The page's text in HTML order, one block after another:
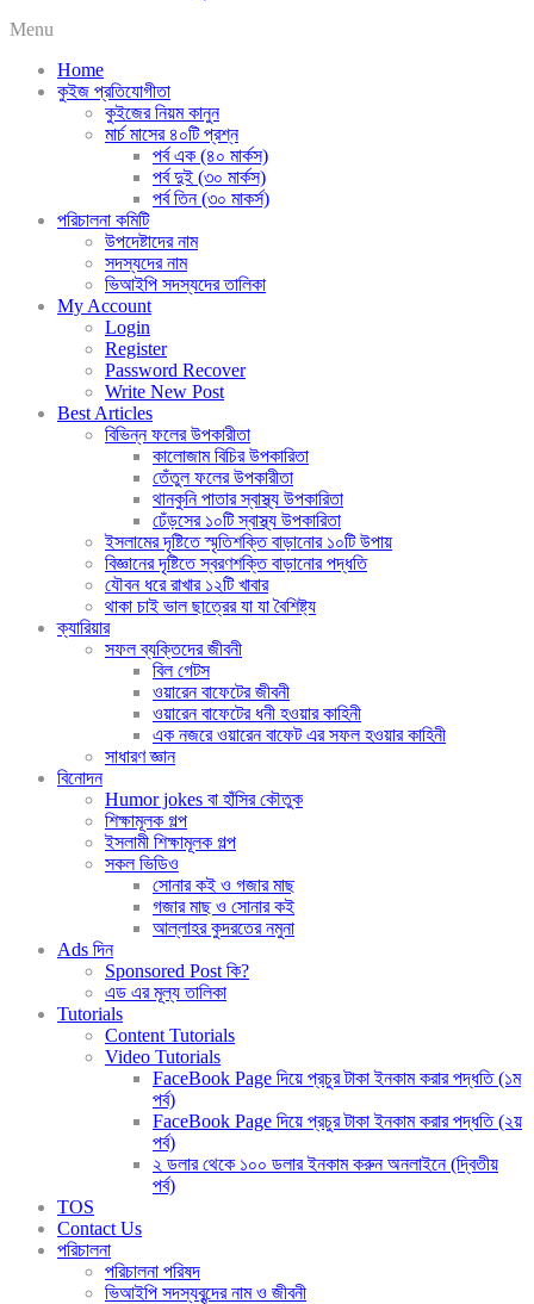
Menu
Home
কুইজ প্রতিযোগীতা
কুইজের নিয়ম কানুন
মার্চ মাসের ৪০টি প্রশ্ন
পর্ব এক (৪০ মার্কস)
পর্ব দুই (৩০ মার্কস)
পর্ব তিন (৩০ মাকর্স)
পরিচালনা কমিটি
উপদেষ্টাদের নাম
সদস্যদের নাম
ভিআইপি সদস্যদের তালিকা
My Account
Login
Register
Password Recover
Write New Post
Best Articles
বিভিন্ন ফলের উপকারীতা
কালোজাম বিচির উপকারিতা
তেঁতুল ফলের উপকারীতা
থানকুনি পাতার স্বাস্থ্য উপকারিতা
ঢেঁড়সের ১০টি স্বাস্থ্য উপকারিতা
ইসলামের দৃষ্টিতে স্মৃতিশক্তি বাড়ানোর ১০টি উপায়
বিজ্ঞানের দৃষ্টিতে স্বরণশক্তি বাড়ানোর পদ্ধতি
যৌবন ধরে রাখার ১২টি খাবার
থাকা চাই ভাল ছাত্রের যা যা বৈশিষ্ট্য
ক্যারিয়ার
সফল ব্যক্তিদের জীবনী
বিল গেটস
ওয়ারেন বাফেটের জীবনী
ওয়ারেন বাফেটের ধনী হওয়ার কাহিনী
এক নজরে ওয়ারেন বাফেট এর সফল হওয়ার কাহিনী
সাধারণ জ্ঞান
বিনোদন
Humor jokes বা হাঁসির কৌতুক
শিক্ষামূলক গল্প
ইসলামী শিক্ষামূলক গল্প
সকল ভিডিও
সোনার কই ও গজার মাছ
গজার মাছ ও সোনার কই
আল্লাহর কুদরতের নমুনা
Ads দিন
Sponsored Post কি?
এড এর মূল্য তালিকা
Tutorials
Content Tutorials
Video Tutorials
FaceBook Page দিয়ে প্রচুর টাকা ইনকাম করার পদ্ধতি (১ম
পর্ব)
FaceBook Page দিয়ে প্রচুর টাকা ইনকাম করার পদ্ধতি (২য়
পর্ব)
২ ডলার থেকে ১০০ ডলার ইনকাম করুন অনলাইনে (দ্বিতীয়
পর্ব)
TOS
Contact Us
পরিচালনা
পরিচালনা পরিষদ
ভিআইপি সদস্যবৃন্দের নাম ও জীবনী